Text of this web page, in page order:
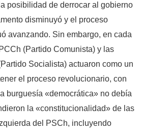
posibilidad de derrocar al gobierno
disminuyó y el proceso
avanzando. Sin embargo, en cada
(Partido Comunista) y las
Socialista) actuaron como un
el proceso revolucionario, con
burguesía «democrática» no debía
la «constitucionalidad» de las
del PSCh, incluyendo